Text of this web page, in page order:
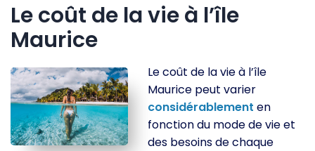
Le coût de la vie à l’île
Maurice
Le coût de la vie à l’île
Maurice peut varier
considérablement en
fonction du mode de vie et
des besoins de chaque